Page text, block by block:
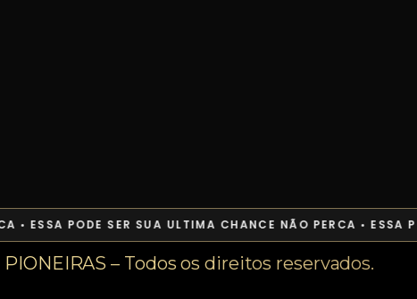
ESSA PODE SER SUA ULTIMA CHANCE NÃO PERCA • ESSA
– Todos os direitos reservados.